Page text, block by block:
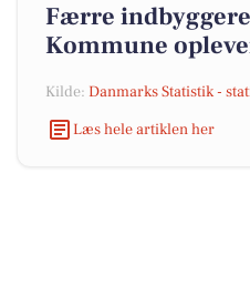
Færre
Kommune
Kilde: Danmarks Statistik -
Læs hele artiklen her